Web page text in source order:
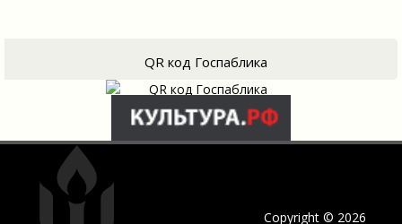
QR код Госпаблика
Copyright © 2026